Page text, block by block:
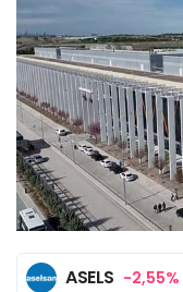
ASELS -2,55%